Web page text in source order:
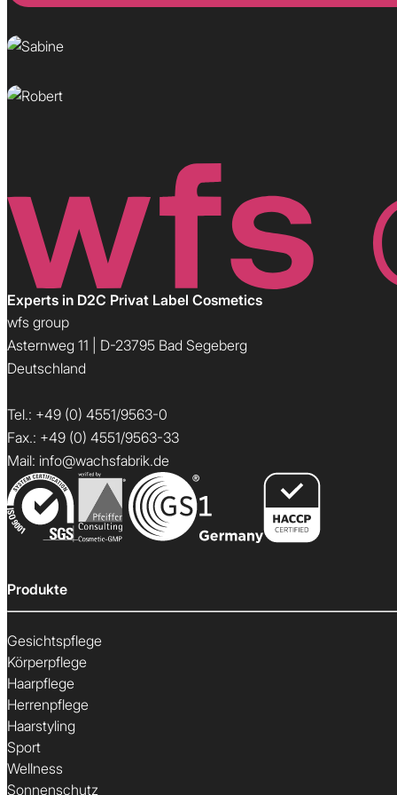
Kundenversteher
Experts in D2C Privat Label Cosmetics
wfs group
Asternweg 11 | D-23795 Bad Segeberg
Deutschland
Tel.: +49 (0) 4551/9563-0
Fax.: +49 (0) 4551/9563-33
Mail: info@wachsfabrik.de
Produkte
Gesichtspflege
Körperpflege
Haarpflege
Herrenpflege
Haarstyling
Sport
Wellness
Sonnenschutz